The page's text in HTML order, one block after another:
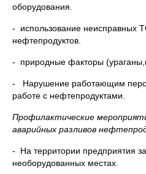
оборудования.
- использование неисправных
нефтепродуктов.
- природные факторы
- Нарушение работающим
работе с нефтепродуктами.
Профилактические
аварийных разливов
- На территории предприятия
необорудованных местах.